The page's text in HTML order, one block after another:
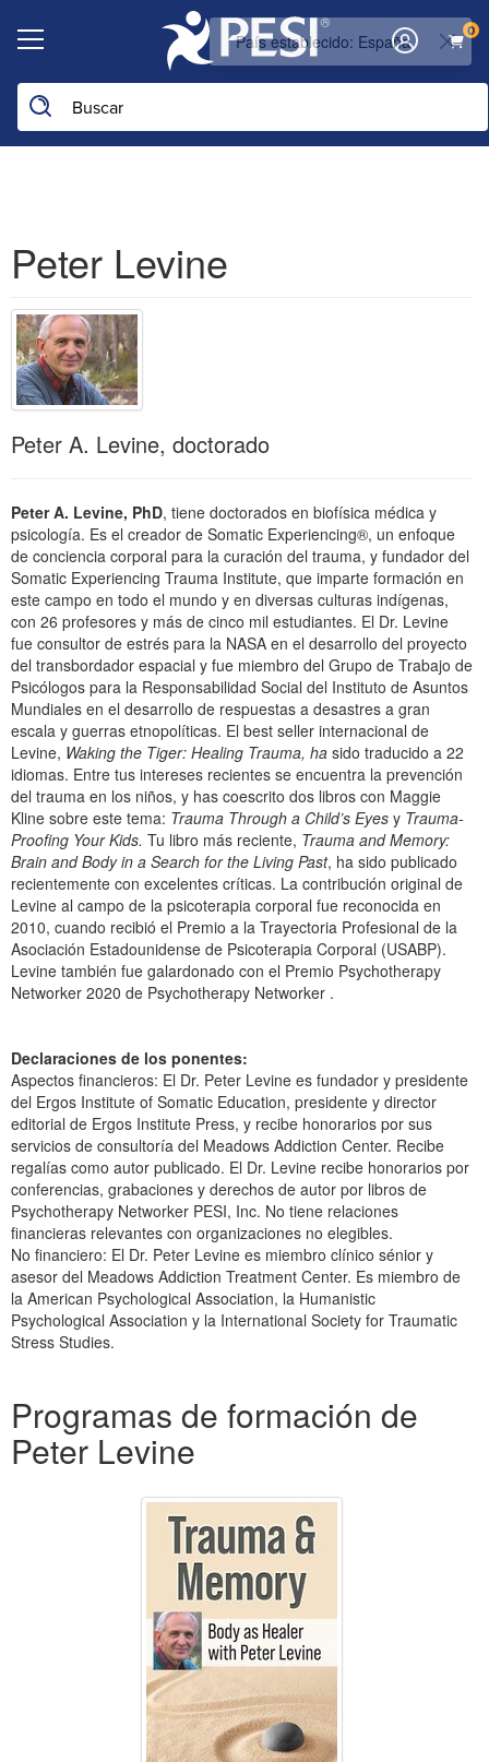
0
Buscar en la web
Peter Levine
Peter A. Levine, doctorado
Peter A. Levine, PhD, tiene doctorados en biofísica médica y
psicología. Es el creador de Somatic Experiencing®, un enfoque
de conciencia corporal para la curación del trauma, y fundador del
Somatic Experiencing Trauma Institute, que imparte formación en
este campo en todo el mundo y en diversas culturas indígenas,
con 26 profesores y más de cinco mil estudiantes. El Dr. Levine
fue consultor de estrés para la NASA en el desarrollo del proyecto
del transbordador espacial y fue miembro del Grupo de Trabajo de
Psicólogos para la Responsabilidad Social del Instituto de Asuntos
Mundiales en el desarrollo de respuestas a desastres a gran
escala y guerras etnopolíticas. El best seller internacional de
Levine, Waking the Tiger: Healing Trauma, ha sido traducido a 22
idiomas. Entre tus intereses recientes se encuentra la prevención
del trauma en los niños, y has coescrito dos libros con Maggie
Kline sobre este tema: Trauma Through a Child’s Eyes y Trauma-
Proofing Your Kids. Tu libro más reciente, Trauma and Memory:
Brain and Body in a Search for the Living Past, ha sido publicado
recientemente con excelentes críticas. La contribución original de
Levine al campo de la psicoterapia corporal fue reconocida en
2010, cuando recibió el Premio a la Trayectoria Profesional de la
Asociación Estadounidense de Psicoterapia Corporal (USABP).
Levine también fue galardonado con el Premio Psychotherapy
Networker 2020 de Psychotherapy Networker .
Declaraciones de los ponentes:
Aspectos financieros: El Dr. Peter Levine es fundador y presidente
del Ergos Institute of Somatic Education, presidente y director
editorial de Ergos Institute Press, y recibe honorarios por sus
servicios de consultoría del Meadows Addiction Center. Recibe
regalías como autor publicado. El Dr. Levine recibe honorarios por
conferencias, grabaciones y derechos de autor por libros de
Psychotherapy Networker PESI, Inc. No tiene relaciones
financieras relevantes con organizaciones no elegibles.
No financiero: El Dr. Peter Levine es miembro clínico sénior y
asesor del Meadows Addiction Treatment Center. Es miembro de
la American Psychological Association, la Humanistic
Psychological Association y la International Society for Traumatic
Stress Studies.
Programas de formación de
Peter Levine